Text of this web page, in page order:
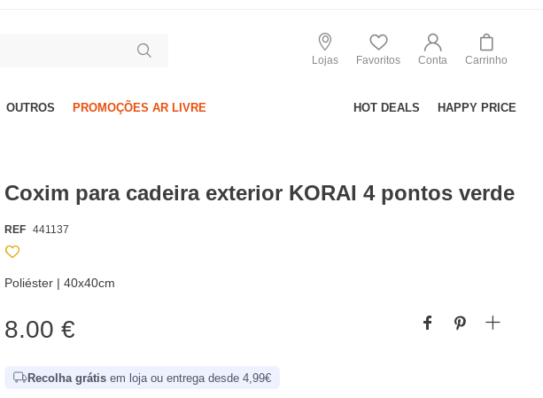
Lojas Favoritos Conta Carrinho
OUTROS PROMOÇÕES AR LIVRE HOT DEALS HAPPY PRICE
Coxim para cadeira exterior KORAI 4 pontos verde
REF 441137
Poliéster | 40x40cm
8.00 €
Recolha grátis em loja ou entrega desde 4,99€